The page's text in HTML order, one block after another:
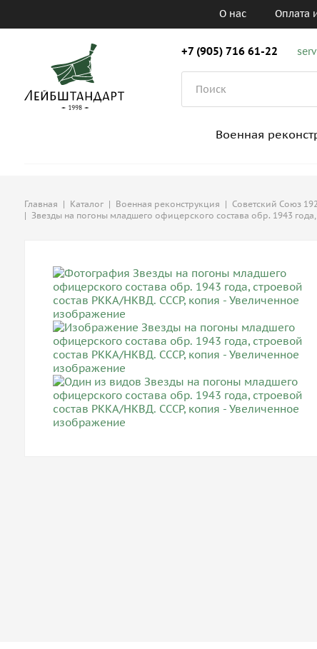
О нас Оплата
+7 (905) 716 61-22
Военная
Главная | Каталог | Военная реконструкция | Советский Союз
| Звезды на погоны младшего офицерского состава обр. 1943